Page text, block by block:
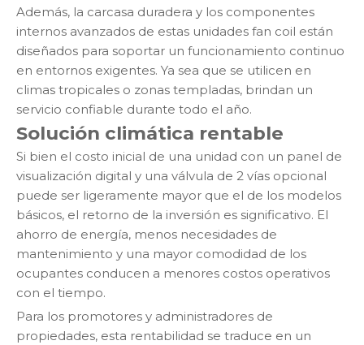
Además, la carcasa duradera y los componentes
internos avanzados de estas unidades fan coil están
diseñados para soportar un funcionamiento continuo
en entornos exigentes. Ya sea que se utilicen en
climas tropicales o zonas templadas, brindan un
servicio confiable durante todo el año.
Solución climática rentable
Si bien el costo inicial de una unidad con un panel de
visualización digital y una válvula de 2 vías opcional
puede ser ligeramente mayor que el de los modelos
básicos, el retorno de la inversión es significativo. El
ahorro de energía, menos necesidades de
mantenimiento y una mayor comodidad de los
ocupantes conducen a menores costos operativos
con el tiempo.
Para los promotores y administradores de
propiedades, esta rentabilidad se traduce en un